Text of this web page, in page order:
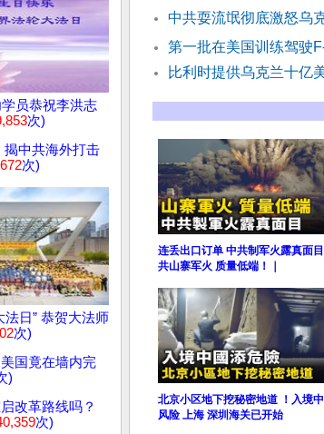
员恭祝李洪志
次)
揭中共海外打击
次)
法日” 恭贺大法师
次)
国竟在墙内完
)
改革路线吗？
次)
中共耍流氓彻底激怒乌
第一批在美国训练驾驶
比利时提供乌克兰十亿
连丢出口订单 中共制军火露真面
共山寨军火 质量低端！｜
北京小区地下挖秘密地道 ！入境
风险 上海 深圳海关已开始